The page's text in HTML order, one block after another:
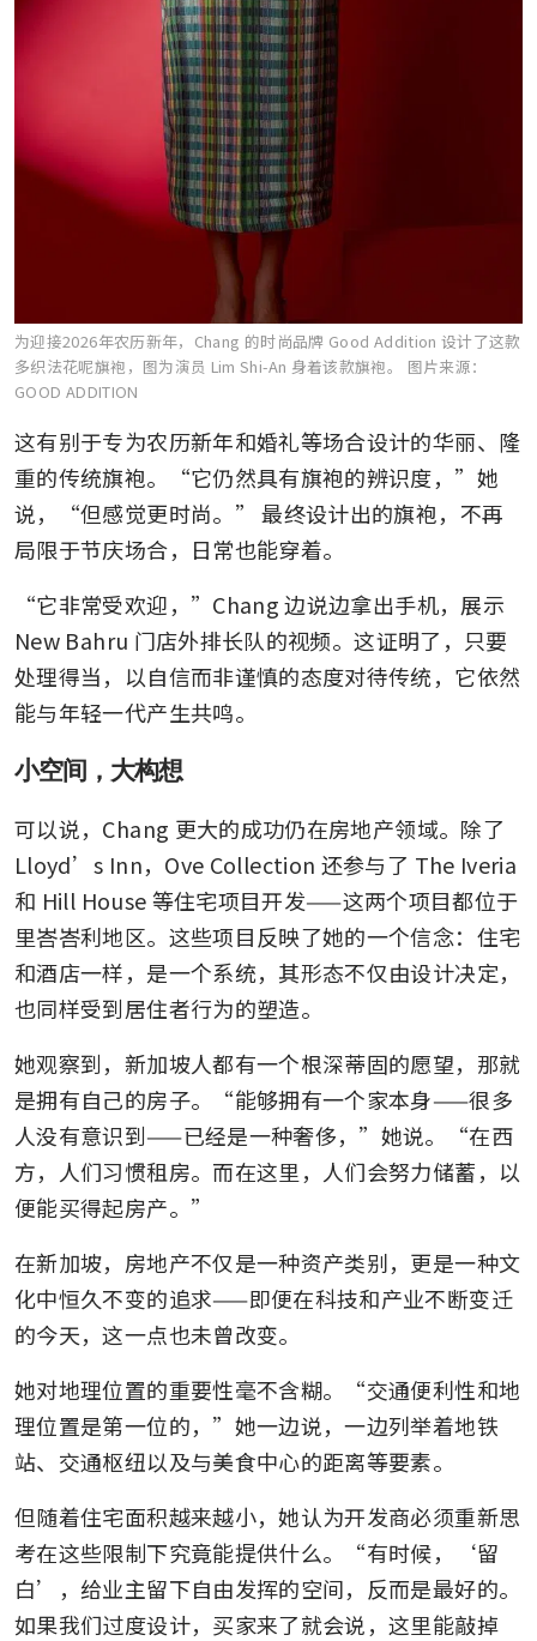
为迎接2026年农历新年，Chang 的时尚品牌 Good Addition 设计了这款
多织法花呢旗袍，图为演员 Lim Shi-An 身着该款旗袍。 图片来源：
GOOD ADDITION
这有别于专为农历新年和婚礼等场合设计的华丽、隆
重的传统旗袍。“它仍然具有旗袍的辨识度，”她
说，“但感觉更时尚。” 最终设计出的旗袍，不再
局限于节庆场合，日常也能穿着。
“它非常受欢迎，”Chang 边说边拿出手机，展示
New Bahru 门店外排长队的视频。这证明了，只要
处理得当，以自信而非谨慎的态度对待传统，它依然
能与年轻一代产生共鸣。
小空间，大构想
可以说，Chang 更大的成功仍在房地产领域。除了
Lloyd’s Inn，Ove Collection 还参与了 The Iveria
和 Hill House 等住宅项目开发——这两个项目都位于
里峇峇利地区。这些项目反映了她的一个信念：住宅
和酒店一样，是一个系统，其形态不仅由设计决定，
也同样受到居住者行为的塑造。
她观察到，新加坡人都有一个根深蒂固的愿望，那就
是拥有自己的房子。“能够拥有一个家本身——很多
人没有意识到——已经是一种奢侈，”她说。“在西
方，人们习惯租房。而在这里，人们会努力储蓄，以
便能买得起房产。”
在新加坡，房地产不仅是一种资产类别，更是一种文
化中恒久不变的追求——即便在科技和产业不断变迁
的今天，这一点也未曾改变。
她对地理位置的重要性毫不含糊。“交通便利性和地
理位置是第一位的，”她一边说，一边列举着地铁
站、交通枢纽以及与美食中心的距离等要素。
但随着住宅面积越来越小，她认为开发商必须重新思
考在这些限制下究竟能提供什么。“有时候，‘留
白’，给业主留下自由发挥的空间，反而是最好的。
如果我们过度设计，买家来了就会说，这里能敲掉